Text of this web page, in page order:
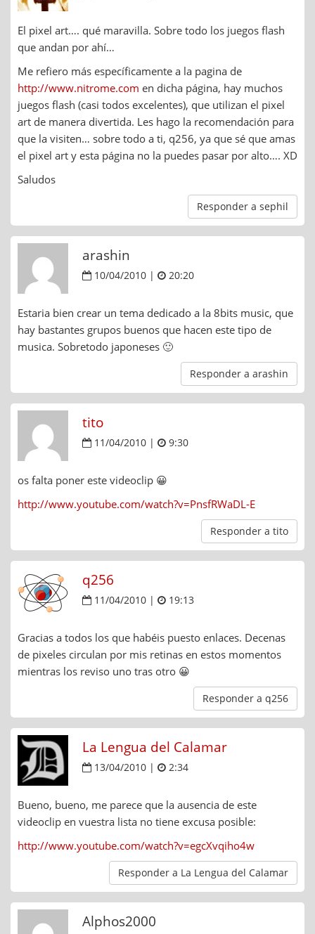
El pixel art…. qué maravilla. Sobre todo los juegos flash
que andan por ahí…
Me refiero más específicamente a la pagina de
http://www.nitrome.com en dicha página, hay muchos
juegos flash (casi todos excelentes), que utilizan el pixel
art de manera divertida. Les hago la recomendación para
que la visiten… sobre todo a ti, q256, ya que sé que amas
el pixel art y esta página no la puedes pasar por alto…. XD
Saludos
Responder a sephil
arashin
10/04/2010 | 20:20
Estaria bien crear un tema dedicado a la 8bits music, que
hay bastantes grupos buenos que hacen este tipo de
musica. Sobretodo japoneses 🙂
Responder a arashin
tito
11/04/2010 | 9:30
os falta poner este videoclip 😀
http://www.youtube.com/watch?v=PnsfRWaDL-E
Responder a tito
q256
11/04/2010 | 19:13
Gracias a todos los que habéis puesto enlaces. Decenas
de pixeles circulan por mis retinas en estos momentos
mientras los reviso uno tras otro 😀
Responder a q256
La Lengua del Calamar
13/04/2010 | 2:34
Bueno, bueno, me parece que la ausencia de este
videoclip en vuestra lista no tiene excusa posible:
http://www.youtube.com/watch?v=egcXvqiho4w
Responder a La Lengua del Calamar
Alphos2000